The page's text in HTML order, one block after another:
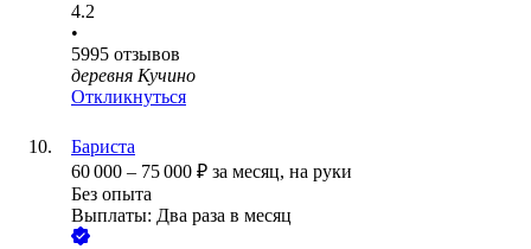
4.2
•
5995 отзывов
деревня Кучино
Откликнуться
Бариста
60 000 – 75 000 ₽ за месяц, на руки
Без опыта
Выплаты: Два раза в месяц